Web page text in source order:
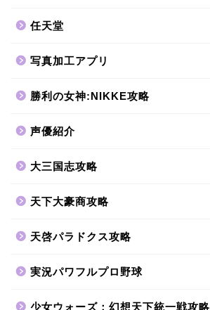
任天堂
写真加工アプリ
勝利の女神:NIKKE攻略
声優紹介
大三国志攻略
天下大豪商攻略
天啓パラドクス攻略
実況パワフルプロ野球
少女ウォーズ：幻想天下統一戦攻略